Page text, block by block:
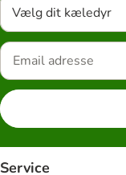
Vælg dit kæledyr
Service